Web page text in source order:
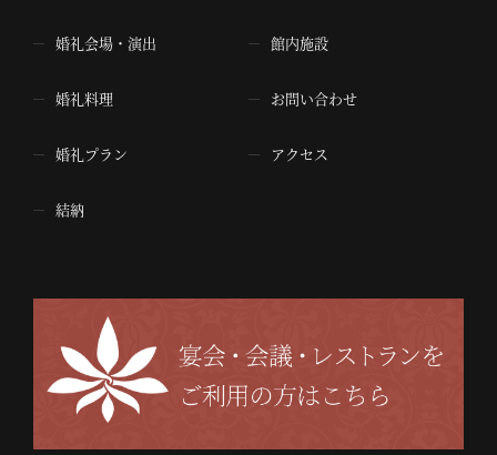
婚礼会場・演出
婚礼料理
婚礼プラン
結納
館内施設
お問い合わせ
アクセス